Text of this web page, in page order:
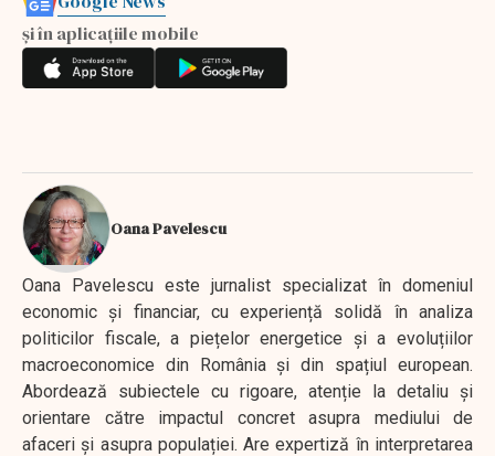
și în aplicațiile mobile
Oana Pavelescu
Oana Pavelescu este jurnalist specializat în domeniul
economic și financiar, cu experiență solidă în analiza
politicilor fiscale, a piețelor energetice și a evoluțiilor
macroeconomice din România și din spațiul european.
Abordează subiectele cu rigoare, atenție la detaliu și
orientare către impactul concret asupra mediului de
afaceri și asupra populației. Are expertiză în interpretarea